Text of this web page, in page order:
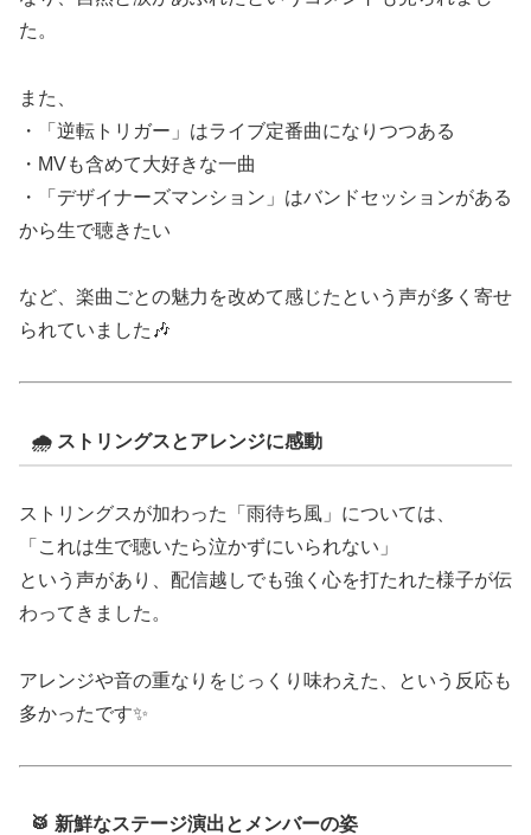
た。
また、
・「逆転トリガー」はライブ定番曲になりつつある
・MVも含めて大好きな一曲
・「デザイナーズマンション」はバンドセッションがある
から生で聴きたい
など、楽曲ごとの魅力を改めて感じたという声が多く寄せ
られていました🎶
🌧 ストリングスとアレンジに感動
ストリングスが加わった「雨待ち風」については、
「これは生で聴いたら泣かずにいられない」
という声があり、配信越しでも強く心を打たれた様子が伝
わってきました。
アレンジや音の重なりをじっくり味わえた、という反応も
多かったです✨
🥁 新鮮なステージ演出とメンバーの姿